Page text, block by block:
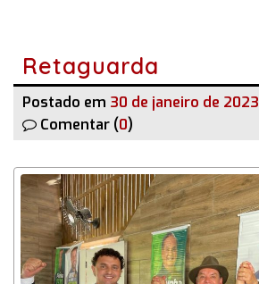
Retaguarda
Postado em 30 de janeiro de 2023
Comentar (0)